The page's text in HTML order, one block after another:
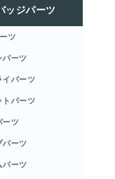
ッジパーツ
ツ
パーツ
イパーツ
トパーツ
ーツ
パーツ
パーツ